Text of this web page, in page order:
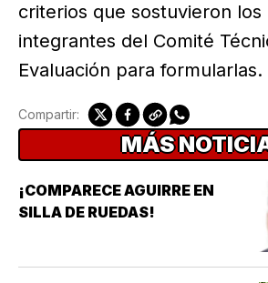
criterios que sostuvieron los
integrantes del Comité
Evaluación para formularlas.
Compartir:
MÁS
¡COMPARECE AGUIRRE EN
SILLA DE RUEDAS!